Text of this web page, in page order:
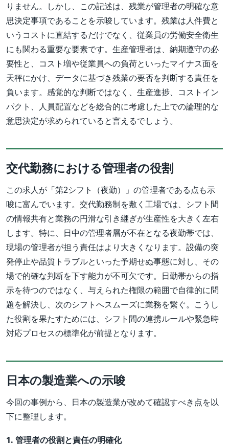
りません。しかし、この記述は、残業が管理者の明確な意
思決定事項であることを示唆しています。残業は人件費と
いうコストに直結するだけでなく、従業員の労働安全衛生
にも関わる重要な要素です。生産管理者は、納期遵守の必
要性と、コスト増や従業員への負荷といったマイナス面を
天秤にかけ、データに基づき残業の要否を判断する責任を
負います。感覚的な判断ではなく、生産進捗、コストイン
パクト、人員配置などを総合的に考慮した上での論理的な
意思決定が求められていると言えるでしょう。
交代勤務における管理者の役割
この求人が「第2シフト（夜勤）」の管理者である点も示
唆に富んでいます。交代勤務制を敷く工場では、シフト間
の情報共有と業務の円滑な引き継ぎが生産性を大きく左右
します。特に、日中の管理者層が不在となる夜勤帯では、
現場の管理者が担う責任はより大きくなります。設備の突
発停止や品質トラブルといった予期せぬ事態に対し、その
場で的確な判断を下す能力が不可欠です。日勤帯からの指
示を待つのではなく、与えられた権限の範囲で自律的に問
題を解決し、次のシフトへスムーズに業務を繋ぐ。こうし
た役割を果たすためには、シフト間の連携ルールや緊急時
対応プロセスの標準化が前提となります。
日本の製造業への示唆
今回の事例から、日本の製造業が改めて確認すべき点を以
下に整理します。
1. 管理者の役割と責任の明確化